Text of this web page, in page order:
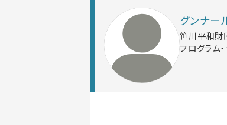
グンナー
笹川平和財
プログラム